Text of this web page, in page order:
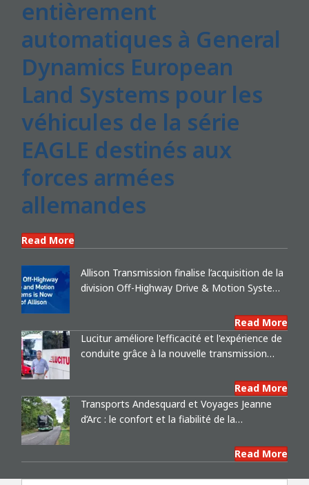
entièrement
automatiques à General
Dynamics European
Land Systems pour les
véhicules de la série
EAGLE destinés aux
forces armées
allemandes
Read More
Allison Transmission finalise l’acquisition de la
division Off-Highway Drive & Motion Systems
Read More
Lucitur améliore l'efficacité et l'expérience de
conduite grâce à la nouvelle transmission
Read More
Transports Andesquard et Voyages Jeanne
d’Arc : le confort et la fiabilité de la
Read MoreSearch